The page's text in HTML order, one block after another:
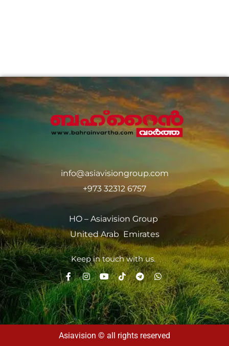
info@asiavisiongroup.com
+973 32312 6757
HO – Asiavision Group
United Arab Emirates
Keep in touch with us.
Asiavision © all rights reserved